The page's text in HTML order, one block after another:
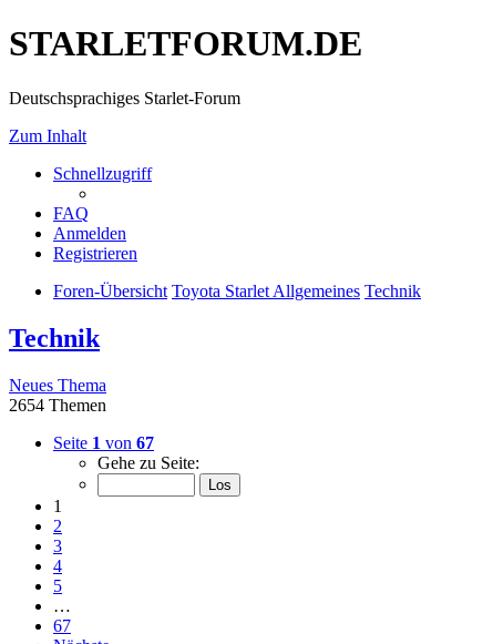
STARLETFORUM.DE
Deutschsprachiges Starlet-Forum
Zum Inhalt
Schnellzugriff
FAQ
Anmelden
Registrieren
Foren-Übersicht Toyota Starlet Allgemeines Technik
Technik
Neues Thema
2654 Themen
Seite 1 von 67
Gehe zu Seite:
1
2
3
4
5
…
67